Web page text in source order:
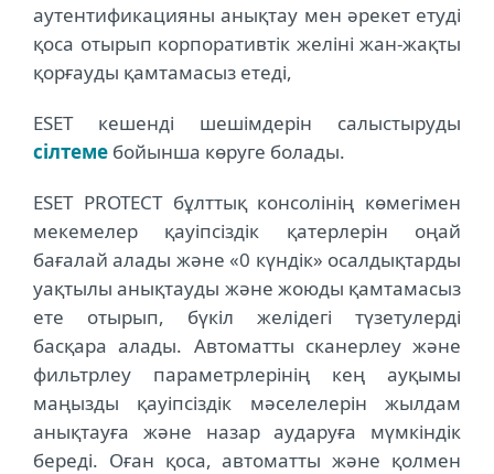
аутентификацияны анықтау мен әрекет етуді
қоса отырып корпоративтік желіні жан-жақты
қорғауды қамтамасыз етеді,
ESET кешенді шешімдерін салыстыруды
сілтеме бойынша көруге болады.
ESET PROTECT бұлттық консолінің көмегімен
мекемелер қауіпсіздік қатерлерін оңай
бағалай алады және «0 күндік» осалдықтарды
уақтылы анықтауды және жоюды қамтамасыз
ете отырып, бүкіл желідегі түзетулерді
басқара алады. Автоматты сканерлеу және
фильтрлеу параметрлерінің кең ауқымы
маңызды қауіпсіздік мәселелерін жылдам
анықтауға және назар аударуға мүмкіндік
береді. Оған қоса, автоматты және қолмен